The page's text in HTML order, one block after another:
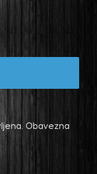
Obavezna